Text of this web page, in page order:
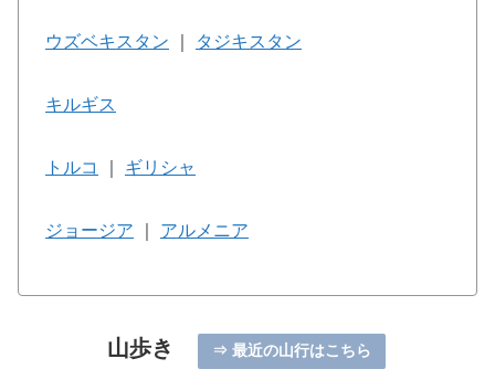
ウズベキスタン タジキスタン
キルギス
トルコ ギリシャ
ジョージア アルメニア
山歩き ⇒ 最近の山行はこちら